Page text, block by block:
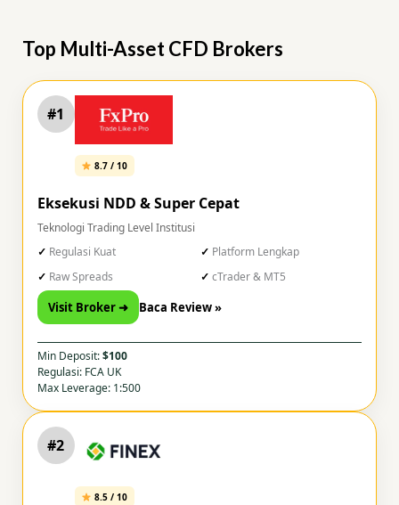
Top Multi-Asset CFD Brokers
#1
8.7 / 10
Eksekusi NDD & Super Cepat
Teknologi Trading Level Institusi
Regulasi Kuat
Platform Lengkap
Raw Spreads
cTrader & MT5
Visit Broker ➜ Baca Review »
Min Deposit:$100
Regulasi: FCA UK
Max Leverage: 1:500
#2
8.5 / 10